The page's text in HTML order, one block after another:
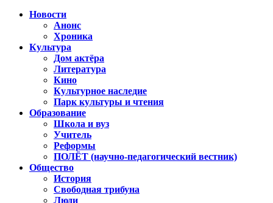
Новости
Анонс
Хроника
Культура
Дом актёра
Литература
Кино
Культурное наследие
Парк культуры и чтения
Образование
Школа и вуз
Учитель
Реформы
ПОЛЁТ (научно-педагогический вестник)
Общество
История
Свободная трибуна
Люди